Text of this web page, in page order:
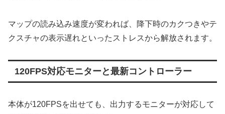
マップの読み込み速度が変われば、降下時のカクつきやテ
クスチャの表示遅れといったストレスから解放されます。
​120FPS対応モニターと最新コントローラー
​本体が120FPSを出せても、出力するモニターが対応して